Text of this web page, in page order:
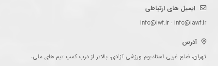
ایمیل های ارتباطی
info@iwf.ir - info@iawf.ir
آدرس
تهران، ضلع غربی استادیوم ورزشی آزادی، بالاتر از درب کمپ تیم های ملی،